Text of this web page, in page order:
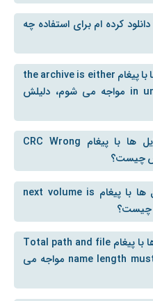
کرده ام برای استفاده چه
در هنگام Extract کردن فایل ها با پیغام the archive is either
in unknown format or damaged مواجه می شوم، دلیلش
در هنگام Extract کردن فایل ها با پیغام CRC Wrong
در هنگام Extract کردن فایل ها با پیغام next volume is
در هنگام Extract کردن فایل ها با پیغام Total path and file
name length must not exceed 260 characters مواجه می